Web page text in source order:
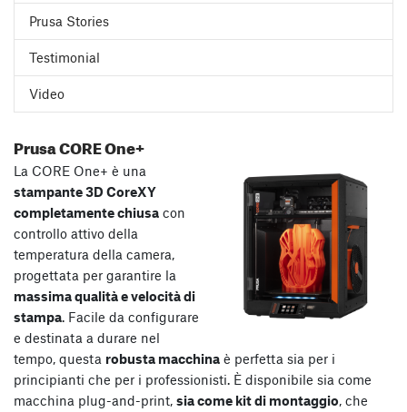
Prusa Stories
Testimonial
Video
Prusa CORE One+
La CORE One+ è una
stampante 3D CoreXY
completamente chiusa con
controllo attivo della
temperatura della camera,
progettata per garantire la
massima qualità e velocità di
stampa. Facile da configurare
e destinata a durare nel
tempo, questa robusta macchina è perfetta sia per i
principianti che per i professionisti. È disponibile sia come
macchina plug-and-print, sia come kit di montaggio, che